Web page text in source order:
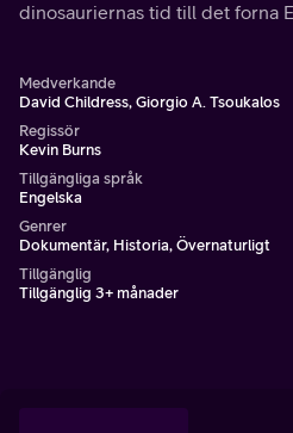
dinosauriernas tid till det forna
Medverkande
David Childress, Giorgio A. Tsoukalos
Regissör
Kevin Burns
Tillgängliga språk
Engelska
Genrer
Dokumentär, Historia, Övernaturligt
Tillgänglig
Tillgänglig 3+ månader